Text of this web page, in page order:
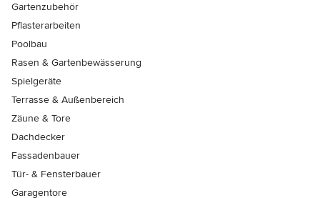
Gartenzubehör
Pflasterarbeiten
Poolbau
Rasen & Gartenbewässerung
Spielgeräte
Terrasse & Außenbereich
Zäune & Tore
Dachdecker
Fassadenbauer
Tür- & Fensterbauer
Garagentore